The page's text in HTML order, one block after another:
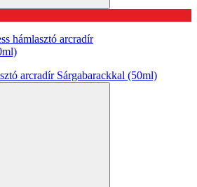
arcradír Sárgabarackkal (50ml)